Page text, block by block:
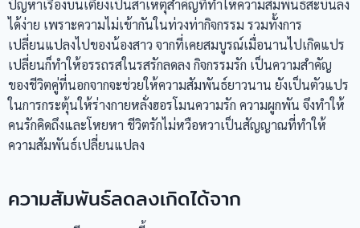
ปัญหาเรื่องบนเตียงเป็นสาเหตุสำคัญที่ทำให้ความสัมพันธ์สะบั้นลง
ได้ง่าย เพราะความไม่เข้ากันในท่วงท่ากิจกรรม รวมทั้งการ
เปลี่ยนแปลงไปของน้องสาว จากที่เคยสมบูรณ์เมื่อนานไปเกิดแปร
เปลี่ยนก็ทำให้อรรถรสในรสรักลดลง กิจกรรมรัก เป็นความสำคัญ
ของชีวิตคู่ที่นอกจากจะช่วยให้ความสัมพันธ์ยาวนาน ยังเป็นตัวแปร
ในการกระตุ้นให้ร่างกายหลั่งฮอรโมนความรัก ความผูกพัน จึงทำให้
คนรักคิดถึงและโหยหา ชีวิตรักไม่หวือหวาเป็นสัญญาณที่ทำให้
ความสัมพันธ์เปลี่ยนแปลง
ความสัมพันธ์ลดลงเกิดได้จาก